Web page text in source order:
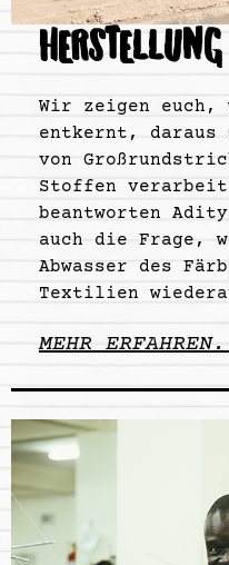
Wir zeigen euch,
entkernt, daraus
von
Stoffen
beantworten
auch die Frage,
Abwasser des
Textilien
MEHR